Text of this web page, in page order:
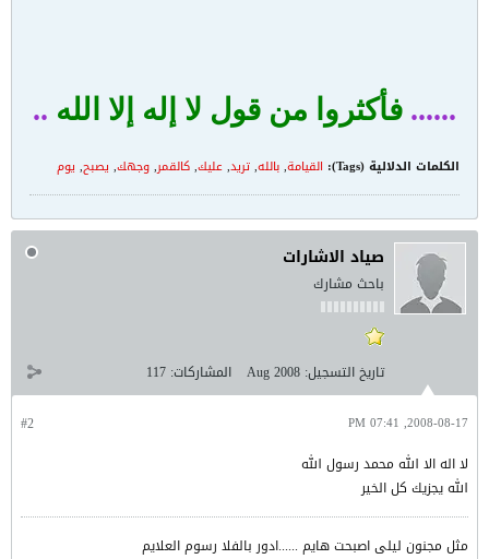
...... فأكثروا من قول لا إله إلا الله ..
الكلمات الدلالية (Tags): القيامة,بالله,تريد,عليك,كالقمر,وجهك, يصبح, يوم
صياد الاشارات
باحث مشارك
تاريخ التسجيل: Aug 2008 المشاركات: 117
#2 2008-08-17, 07:41 PM
لا اله الا الله محمد رسول الله
الله يجزيك كل الخير
مثل مجنون ليلى اصبحت هايم ......ادور بالفلا رسوم العلايم